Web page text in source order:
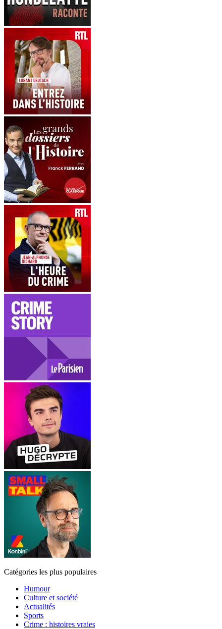
Catégories les plus populaires
Humour
Culture et société
Actualités
Sports
Crime : histoires vraies